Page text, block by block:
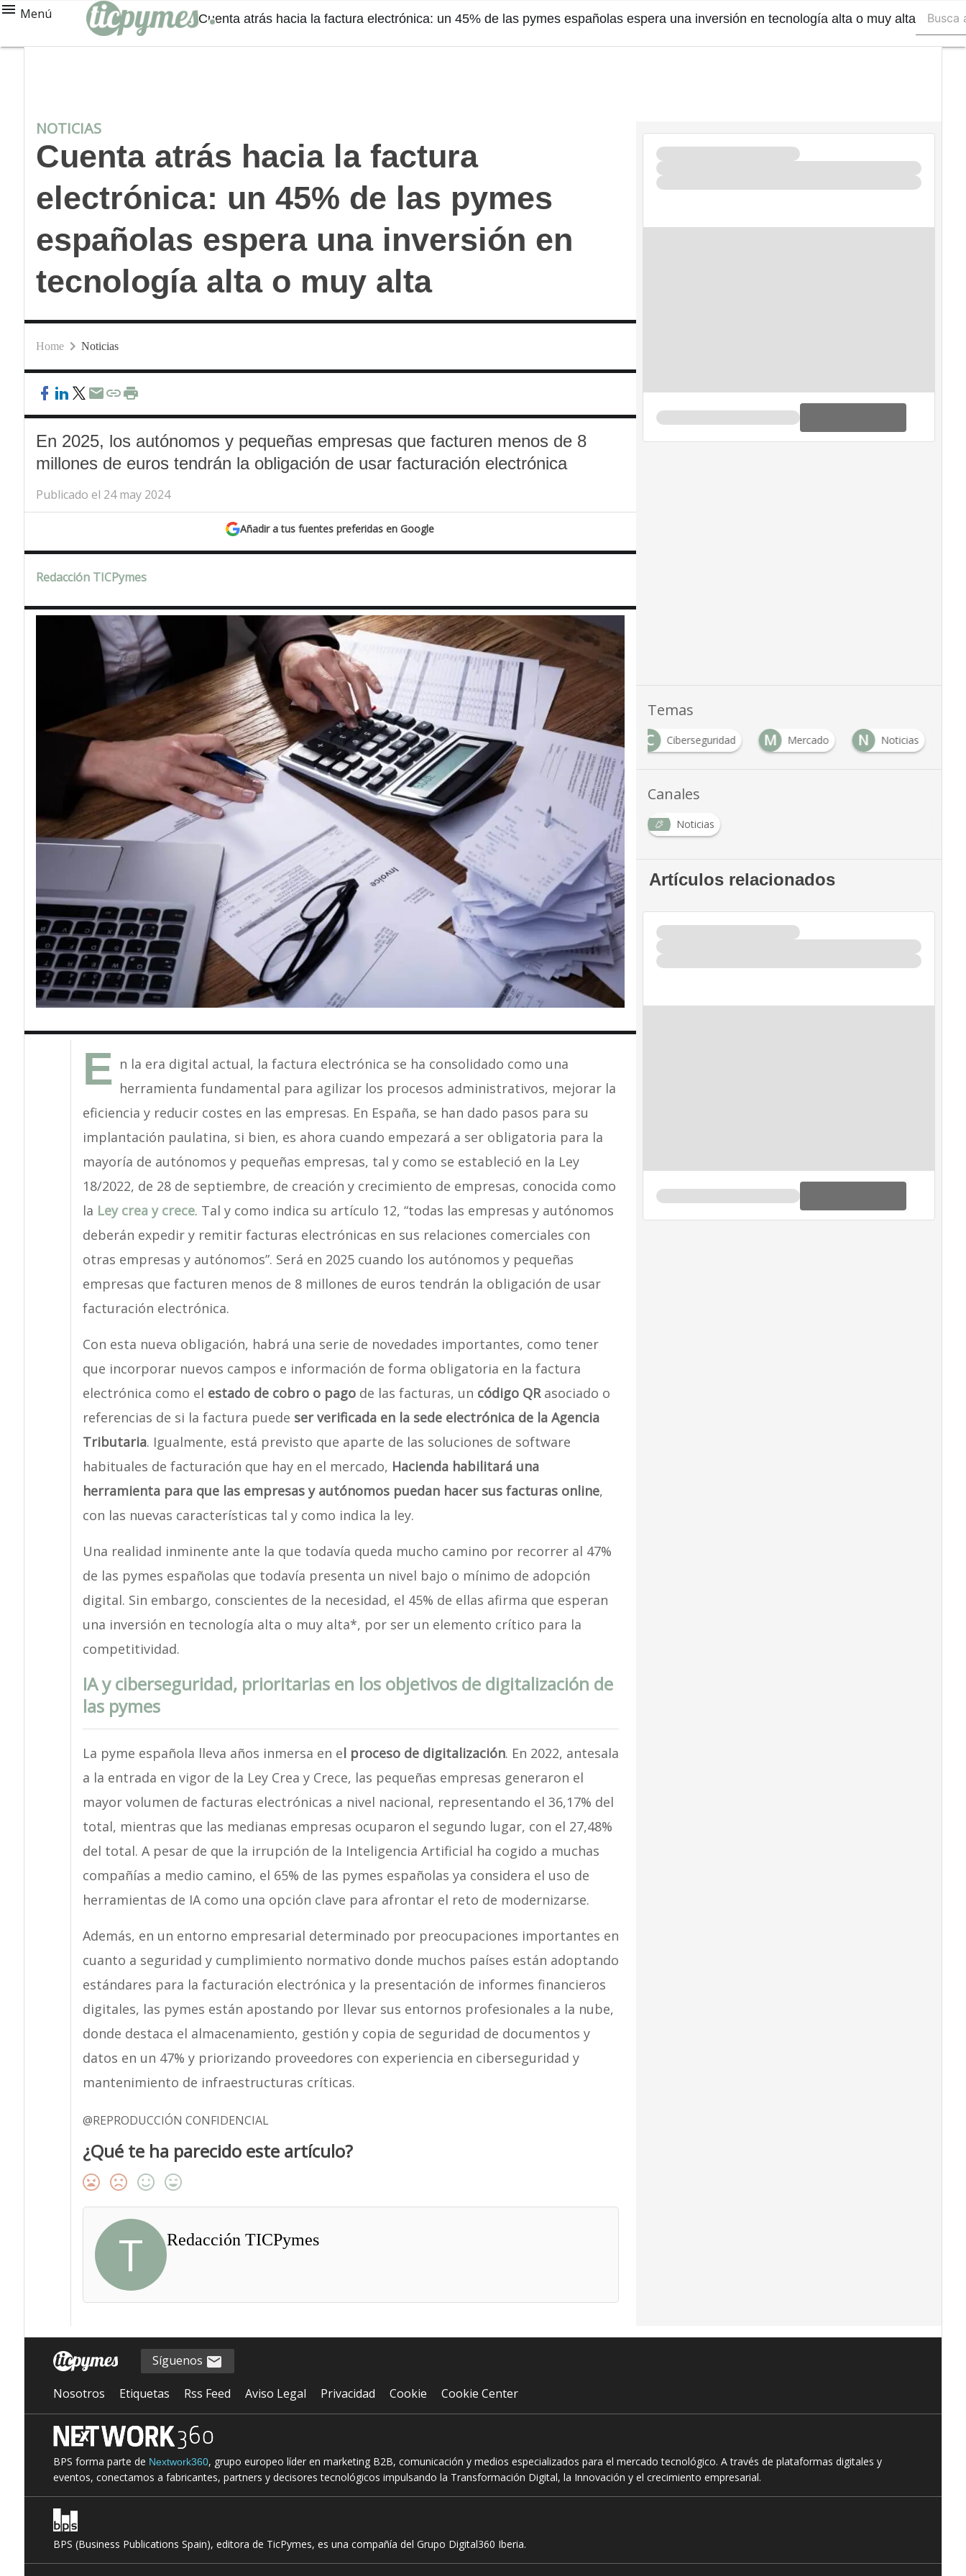
Menú Cuenta atrás hacia la factura electrónica: un 45% de las pymes españolas espera una inversión en tecnología alta o muy alta
NOTICIAS
Cuenta atrás hacia la factura
electrónica: un 45% de las pymes
españolas espera una inversión en
tecnología alta o muy alta
Home Noticias
En 2025, los autónomos y pequeñas empresas que facturen menos de 8
millones de euros tendrán la obligación de usar facturación electrónica
Publicado el 24 may 2024
Añadir a tus fuentes preferidas en Google
Redacción TICPymes
E n la era digital actual, la factura electrónica se ha consolidado como una
herramienta fundamental para agilizar los procesos administrativos, mejorar la
eficiencia y reducir costes en las empresas. En España, se han dado pasos para su
implantación paulatina, si bien, es ahora cuando empezará a ser obligatoria para la
mayoría de autónomos y pequeñas empresas, tal y como se estableció en la Ley
18/2022, de 28 de septiembre, de creación y crecimiento de empresas, conocida como
la Ley crea y crece. Tal y como indica su artículo 12, “todas las empresas y autónomos
deberán expedir y remitir facturas electrónicas en sus relaciones comerciales con
otras empresas y autónomos”. Será en 2025 cuando los autónomos y pequeñas
empresas que facturen menos de 8 millones de euros tendrán la obligación de usar
facturación electrónica.
Con esta nueva obligación, habrá una serie de novedades importantes, como tener
que incorporar nuevos campos e información de forma obligatoria en la factura
electrónica como el estado de cobro o pagode las facturas, un código QRasociado o
referencias de si la factura puede ser verificada en la sede electrónica de la Agencia
Tributaria. Igualmente, está previsto que aparte de las soluciones de software
habituales de facturación que hay en el mercado, Hacienda habilitará una
herramienta para que las empresas y autónomos puedan hacer sus facturas online,
con las nuevas características tal y como indica la ley.
Una realidad inminente ante la que todavía queda mucho camino por recorrer al 47%
de las pymes españolas que todavía presenta un nivel bajo o mínimo de adopción
digital. Sin embargo, conscientes de la necesidad, el 45% de ellas afirma que esperan
una inversión en tecnología alta o muy alta*, por ser un elemento crítico para la
competitividad.
IA y ciberseguridad, prioritarias en los objetivos de digitalización de
las pymes
La pyme española lleva años inmersa en el proceso de digitalización. En 2022, antesala
a la entrada en vigor de la Ley Crea y Crece, las pequeñas empresas generaron el
mayor volumen de facturas electrónicas a nivel nacional, representando el 36,17% del
total, mientras que las medianas empresas ocuparon el segundo lugar, con el 27,48%
del total. A pesar de que la irrupción de la Inteligencia Artificial ha cogido a muchas
compañías a medio camino, el 65% de las pymes españolas ya considera el uso de
herramientas de IA como una opción clave para afrontar el reto de modernizarse.
Además, en un entorno empresarial determinado por preocupaciones importantes en
cuanto a seguridad y cumplimiento normativo donde muchos países están adoptando
estándares para la facturación electrónica y la presentación de informes financieros
digitales, las pymes están apostando por llevar sus entornos profesionales a la nube,
donde destaca el almacenamiento, gestión y copia de seguridad de documentos y
datos en un 47% y priorizando proveedores con experiencia en ciberseguridad y
mantenimiento de infraestructuras críticas.
@REPRODUCCIÓN CONFIDENCIAL
¿Qué te ha parecido este artículo?
T Redacción TICPymes
Temas
C
Ciberseguridad M Mercado N Noticias
Canales
Noticias
Artículos relacionados
Síguenos
Nosotros Etiquetas Rss Feed Aviso Legal Privacidad Cookie Cookie Center
BPS forma parte de Nextwork360, grupo europeo líder en marketing B2B, comunicación y medios especializados para el mercado tecnológico. A través de plataformas digitales y
eventos, conectamos a fabricantes, partners y decisores tecnológicos impulsando la Transformación Digital, la Innovación y el crecimiento empresarial.
BPS (Business Publications Spain), editora de TicPymes, es una compañía del Grupo Digital360 Iberia.